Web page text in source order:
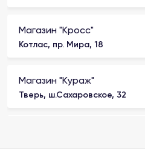
Магазин "Кросс"
Котлас, пр. Мира, 18
Магазин "Кураж"
Тверь, ш.Сахаровское, 32